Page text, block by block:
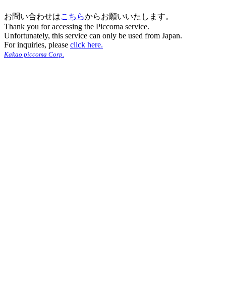
お問い合わせはこちらからお願いいたします。
Thank you for accessing the Piccoma service.
Unfortunately, this service can only be used from Japan.
For inquiries, please click here.
Kakao piccoma Corp.